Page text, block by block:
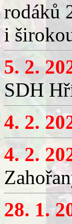
rodáků
i
5. 2.
SDH
4. 2.
4. 2.
28. 1.